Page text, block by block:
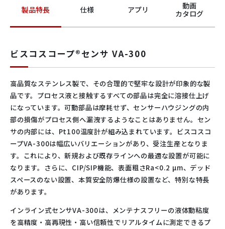
製品特長 仕様 アプリ
動画
カタログ
ビスコスコープ®センサ VA-300
高品質なステンレス製で、その合理的で堅牢な設計が印象的な製
品です。プロセス液と接触するすべての部品は完全に溶接仕上げ
になっています。可動部品は摩耗せず、センサーハウジングの内
部の損傷がプロセス側へ漏洩するようなことはありません。セン
サの内部には、Pt100温度計が組み込まれています。ビスコスコ
ープVA-300は幅広いバリエーションがあり、受注生産となりま
す。これにより、新規および既存ラインへの最適な設置が可能に
なります。さらに、CIP/SIP機能、表面粗さRa<0.2 µm、デッド
スペースのない設置、本質安全防爆仕様の設置など、特別な特長
があります。
インライン式センサVA-300は、メンテナスフリーの液体動粘度
を高精度・高再現性・高い信頼性でリアルタイムに測定できるプ